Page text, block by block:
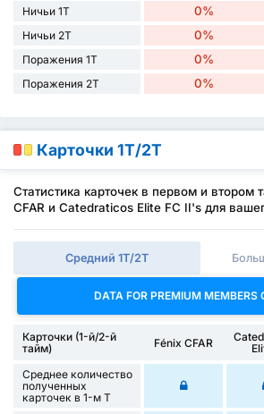
Ничьи 1Т 0%
Ничьи 2Т 0%
Поражения 1Т 0%
Поражения 2Т 0%
Карточки 1Т/2Т
Статистика карточек в первом и втором
CFAR и Catedraticos Elite FC II's для
Средний 1Т/2Т
DATA FOR PREMIUM MEMBERS
Карточки (1-й/2-й
тайм)
Fénix CFAR
Среднее количество
полученных
карточек в 1-м Т